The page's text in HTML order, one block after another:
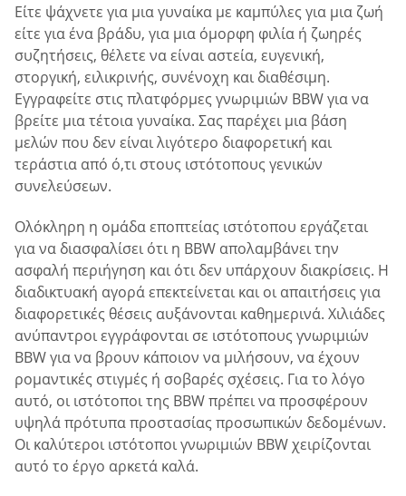
Είτε ψάχνετε για μια γυναίκα με καμπύλες για μια ζωή
είτε για ένα βράδυ, για μια όμορφη φιλία ή ζωηρές
συζητήσεις, θέλετε να είναι αστεία, ευγενική,
στοργική, ειλικρινής, συνένοχη και διαθέσιμη.
Εγγραφείτε στις πλατφόρμες γνωριμιών BBW για να
βρείτε μια τέτοια γυναίκα. Σας παρέχει μια βάση
μελών που δεν είναι λιγότερο διαφορετική και
τεράστια από ό,τι στους ιστότοπους γενικών
συνελεύσεων.
Ολόκληρη η ομάδα εποπτείας ιστότοπου εργάζεται
για να διασφαλίσει ότι η BBW απολαμβάνει την
ασφαλή περιήγηση και ότι δεν υπάρχουν διακρίσεις. Η
διαδικτυακή αγορά επεκτείνεται και οι απαιτήσεις για
διαφορετικές θέσεις αυξάνονται καθημερινά. Χιλιάδες
ανύπαντροι εγγράφονται σε ιστότοπους γνωριμιών
BBW για να βρουν κάποιον να μιλήσουν, να έχουν
ρομαντικές στιγμές ή σοβαρές σχέσεις. Για το λόγο
αυτό, οι ιστότοποι της BBW πρέπει να προσφέρουν
υψηλά πρότυπα προστασίας προσωπικών δεδομένων.
Οι καλύτεροι ιστότοποι γνωριμιών BBW χειρίζονται
αυτό το έργο αρκετά καλά.